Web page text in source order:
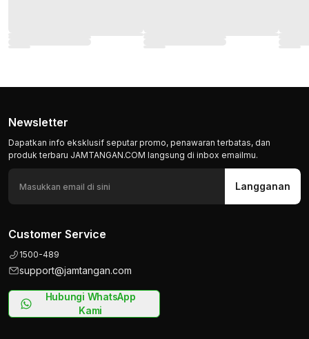
Newsletter
Dapatkan info eksklusif seputar promo, penawaran terbatas, dan
produk terbaru JAMTANGAN.COM langsung di inbox emailmu.
Langganan
Customer Service
1500-489
support@jamtangan.com
Hubungi WhatsApp
Kami